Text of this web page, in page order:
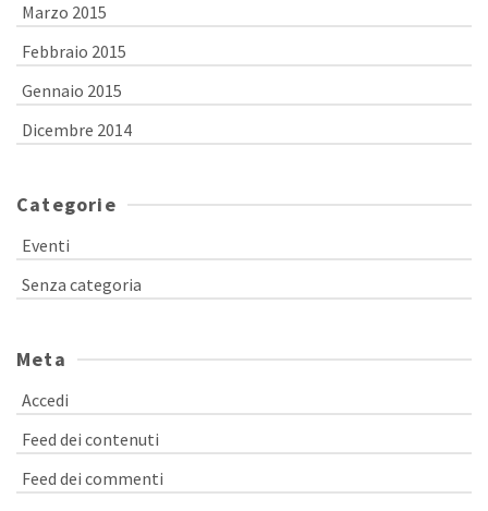
Marzo 2015
Febbraio 2015
Gennaio 2015
Dicembre 2014
Categorie
Eventi
Senza categoria
Meta
Accedi
Feed dei contenuti
Feed dei commenti